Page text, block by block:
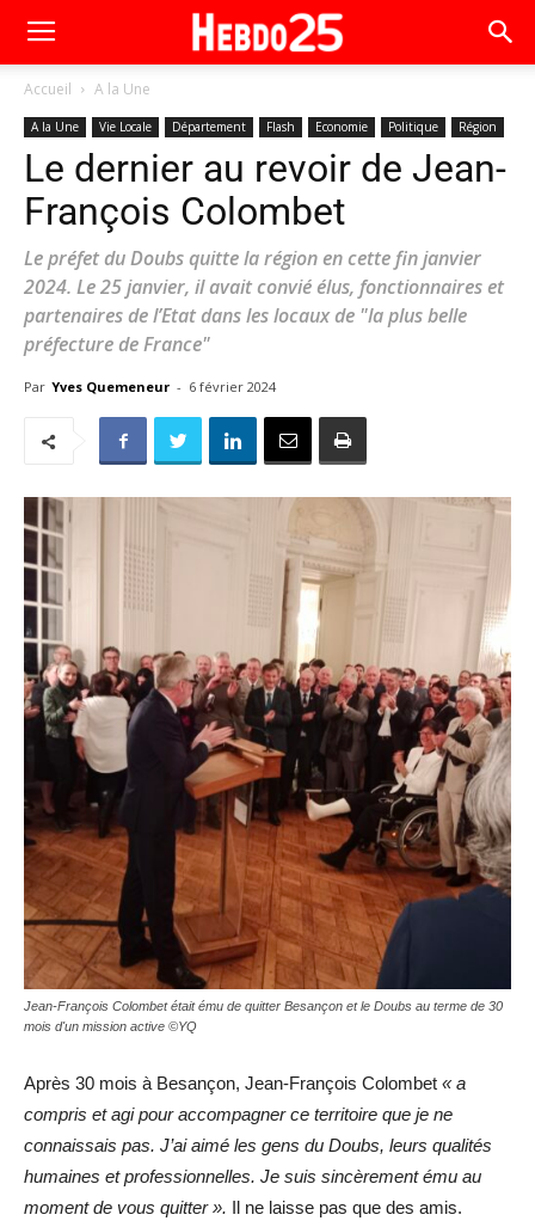
Accueil A la Une
A la Une Vie Locale Département Flash Economie Politique Région
Le dernier au revoir de Jean-
François Colombet
Le préfet du Doubs quitte la région en cette fin janvier
2024. Le 25 janvier, il avait convié élus, fonctionnaires et
partenaires de l’Etat dans les locaux de "la plus belle
préfecture de France"
Par Yves Quemeneur - 6 février 2024
Jean-François Colombet était ému de quitter Besançon et le Doubs au terme de 30
mois d'un mission active ©YQ
Après 30 mois à Besançon, Jean-François Colombet « a
compris et agi pour accompagner ce territoire que je ne
connaissais pas. J’ai aimé les gens du Doubs, leurs qualités
humaines et professionnelles. Je suis sincèrement ému au
moment de vous quitter ». Il ne laisse pas que des amis.